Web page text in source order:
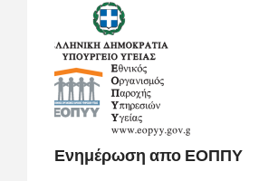
Ενημέρωση απο ΕΟΠΠΥ